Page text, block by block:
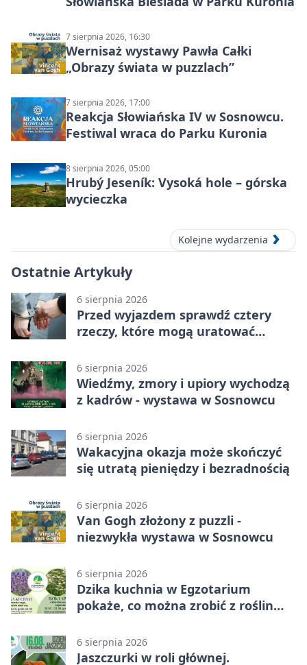
7 sierpnia 2026, 16:30
Wernisaż wystawy Pawła Całki
„Obrazy świata w puzzlach”
7 sierpnia 2026, 17:00
Reakcja Słowiańska IV w Sosnowcu.
Festiwal wraca do Parku Kuronia
8 sierpnia 2026, 05:00
Hrubý Jeseník: Vysoká hole – górska
wycieczka
Kolejne wydarzenia
Ostatnie Artykuły
6 sierpnia 2026
Przed wyjazdem sprawdź cztery
rzeczy, które mogą uratować
6 sierpnia 2026
Wiedźmy, zmory i upiory wychodzą
z kadrów - wystawa w Sosnowcu
6 sierpnia 2026
Wakacyjna okazja może skończyć
się utratą pieniędzy i bezradnością
6 sierpnia 2026
Van Gogh złożony z puzzli -
niezwykła wystawa w Sosnowcu
6 sierpnia 2026
Dzika kuchnia w Egzotarium
pokaże, co można zrobić z roślin
6 sierpnia 2026
Jaszczurki w roli głównej.